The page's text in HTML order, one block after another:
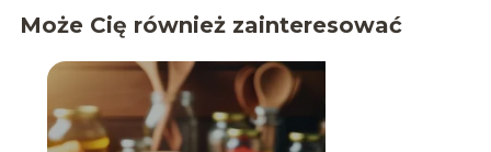
Może Cię również zainteresować